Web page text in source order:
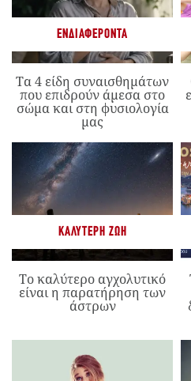
ΕΝΔΙΑΦΈΡΟΝΤΑ
Τα 4 είδη συναισθημάτων
που επιδρούν άμεσα στο
σώμα και στη φυσιολογία
μας
ΚΑΛΎΤΕΡΗ ΖΩΉ
Το καλύτερο αγχολυτικό
είναι η παρατήρηση των
άστρων